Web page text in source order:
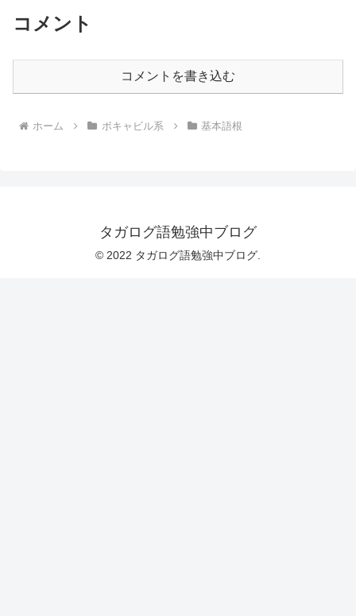
コメント
コメントを書き込む
ホーム ボキャビル系 基本語根
タガログ語勉強中ブログ
© 2022 タガログ語勉強中ブログ.